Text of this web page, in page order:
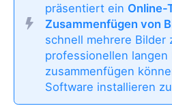
präsentiert ein Online-
Zusammenfügen von
schnell mehrere Bilder
professionellen langen
zusammenfügen
Software installieren